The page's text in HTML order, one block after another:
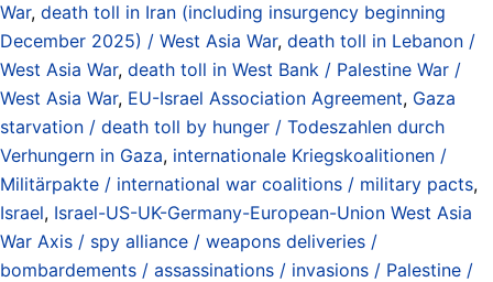
War, death toll in Iran (including insurgency beginning
December 2025) / West Asia War, death toll in Lebanon /
West Asia War, death toll in West Bank / Palestine War /
West Asia War, EU-Israel Association Agreement, Gaza
starvation / death toll by hunger / Todeszahlen durch
Verhungern in Gaza, internationale Kriegskoalitionen /
Militärpakte / international war coalitions / military pacts,
Israel, Israel-US-UK-Germany-European-Union West Asia
War Axis / spy alliance / weapons deliveries /
bombardements / assassinations / invasions / Palestine /